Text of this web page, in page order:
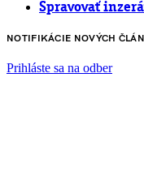
Spravovať
NOTIFIKÁCIE NOVÝCH
Prihláste sa na odber